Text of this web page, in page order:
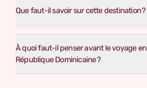
Que faut-il savoir sur cette destination ?
À quoi faut-il penser avant le voyage en
République Dominicaine ?